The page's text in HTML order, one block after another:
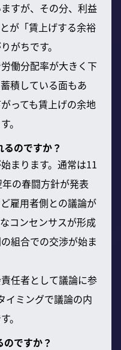
すが、その分、利益
が「賃上げする余裕
がちです。
働分配率が大きく下
積している面もあ
っても賃上げの余地
。
のですか？
まります。通常は11
の春闘方針が発表
雇用者側との議論が
コンセンサスが形成
組合での交渉が始ま
任者として議論に参
イミングで議論の内
。
ですか？